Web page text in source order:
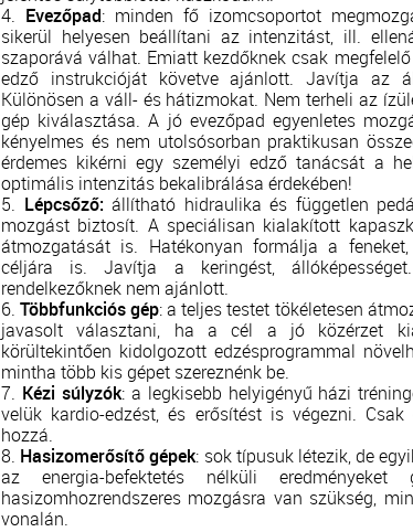
Evezőpad: minden fő izomcsoportot
sikerül helyesen beállítani az intenzitást, ill.
szaporává válhat. Emiatt kezdőknek csak
edző instrukcióját követve ajánlott. Javítja az
Különösen a váll- és hátizmokat. Nem terheli az
gép kiválasztása. A jó evezőpad egyenletes
kényelmes és nem utolsósorban praktikusan
érdemes kikérni egy személyi edző tanácsát a
optimális intenzitás bekalibrálása érdekében!
Lépcsőző:állítható hidraulika és független
mozgást biztosít. A speciálisan kialakított
átmozgatását is. Hatékonyan formálja a
céljára is. Javítja a keringést,
rendelkezőknek nem ajánlott.
Többfunkciós gép: a teljes testet tökéletesen
javasolt választani, ha a cél a jó közérzet
körültekintően kidolgozott edzésprogrammal
mintha több kis gépet szereznénk be.
Kézi súlyzók: a legkisebb helyigényű házi
velük kardio-edzést, és erősítést is végezni.
hozzá.
Hasizomerősítő gépek: sok típusuk létezik, de
az energia-befektetés nélküli
hasizomhozrendszeres mozgásra van szükség,
vonalán.